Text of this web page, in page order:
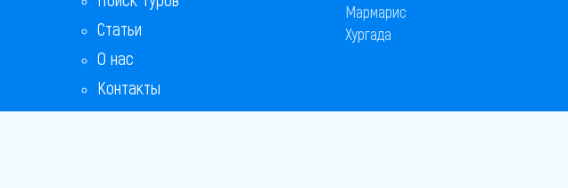
Статьи
О нас
Контакты
Бонусная программа
Мармарис
Хургада